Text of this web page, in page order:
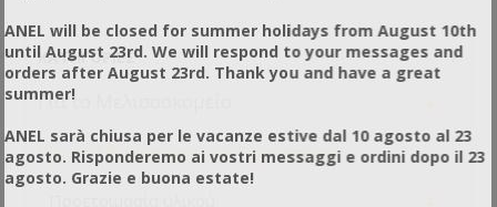
ΚΑΤΗΓΟΡΊΕΣ
Για το Μελισσοκομείο
Για το Μελισσοκομικό Εργαστήριο -
ANEL will be closed for summer holidays from August 10th
until August 23rd. We will respond to your messages and
orders after August 23rd. Thank you and have a great
summer!
ANEL sarà chiusa per le vacanze estive dal 10 agosto al 23
agosto. Risponderemo ai vostri messaggi e ordini dopo il 23
agosto. Grazie e buona estate!